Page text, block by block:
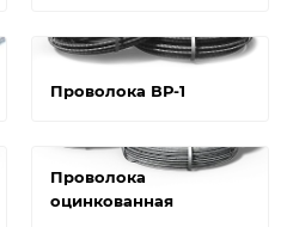
Проволока ВР-1
Проволока
оцинкованная